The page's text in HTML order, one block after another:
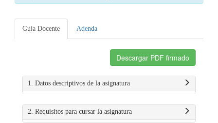
Guía Docente Adenda
Descargar PDF firmado
1. Datos descriptivos de la asignatura
2. Requisitos para cursar la asignatura